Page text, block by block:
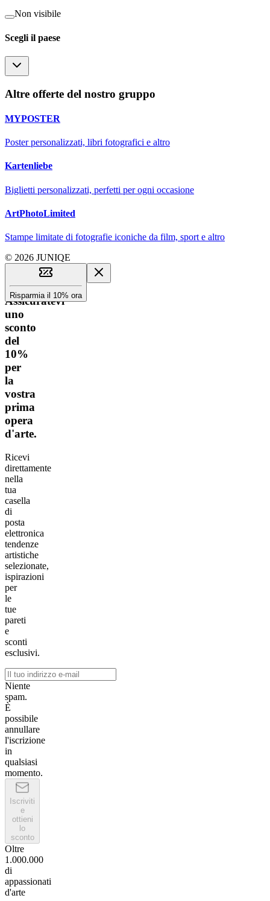
Non visibile
Scegli il paese
Altre offerte del nostro gruppo
MYPOSTER
Poster personalizzati, libri fotografici e altro
Kartenliebe
Biglietti personalizzati, perfetti per ogni occasione
ArtPhotoLimited
Stampe limitate di fotografie iconiche da film, sport e altro
© 2026 JUNIQE
Assicuratevi
uno
sconto
del
10%
per
la
vostra
prima
opera
d'arte.
Ricevi
direttamente
nella
tua
casella
di
posta
elettronica
tendenze
artistiche
selezionate,
ispirazioni
per
le
tue
pareti
e
sconti
esclusivi.
Niente
spam.
È
possibile
annullare
l'iscrizione
in
qualsiasi
momento.
Iscriviti
e
ottieni
lo
sconto
Oltre
1.000.000
di
appassionati
d'arte
Risparmia il 10% ora